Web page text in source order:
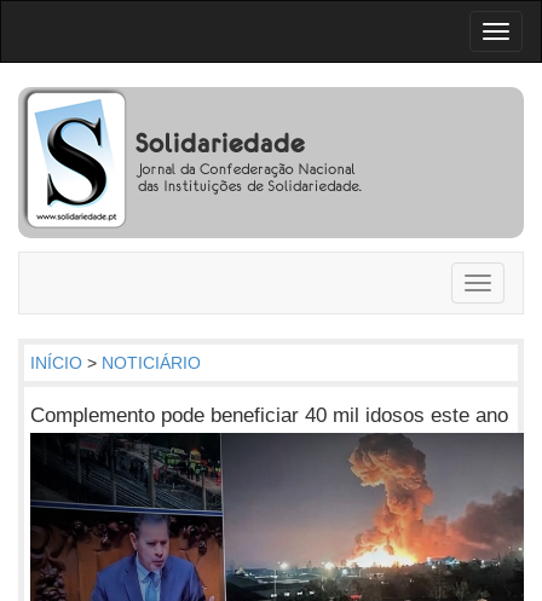
Toggle
INÍCIO > NOTICIÁRIO
Complemento pode beneficiar 40 mil idosos este ano